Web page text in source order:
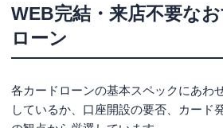
セブン銀行カードローン
dスマホローン
三井住友銀行 カードローン
WEB完結カードローンのメリ
3つのメリット
WEB完結・来店不要な
ローン
各カードローンの基本スペックにあわ
しているか、口座開設の要否、カード